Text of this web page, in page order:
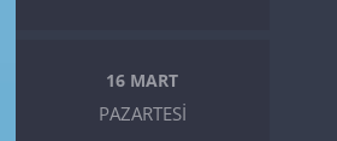
16 MART
PAZARTESI